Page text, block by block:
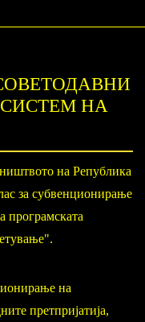
НА
на Република
за субвенционирање
програмската
на
претпријатија,